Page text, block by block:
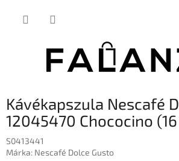
Kávékapszula Nescafé
12045470 Chococino
S0413441
Márka: Nescafé Dolce Gusto